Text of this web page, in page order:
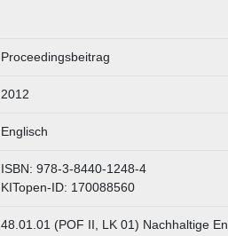
Proceedingsbeitrag
2012
Englisch
ISBN: 978-3-8440-1248-4
KITopen-ID: 170088560
48.01.01 (POF II, LK 01) Nachhaltige